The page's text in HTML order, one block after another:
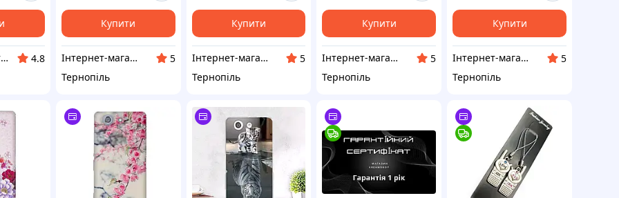
Літтер Маркет ⭐️⭐️⭐️⭐️⭐️
4.8
Купити
Інтернет-магазин MobiCaseTTM
5
Тернопіль
Купити
Інтернет-магазин MobiCaseTTM
5
Тернопіль
Купити
Інтернет-магазин MobiCaseTTM
5
Тернопіль
Купити
Інтернет-магазин MobiCaseTTM
5
Тернопіль